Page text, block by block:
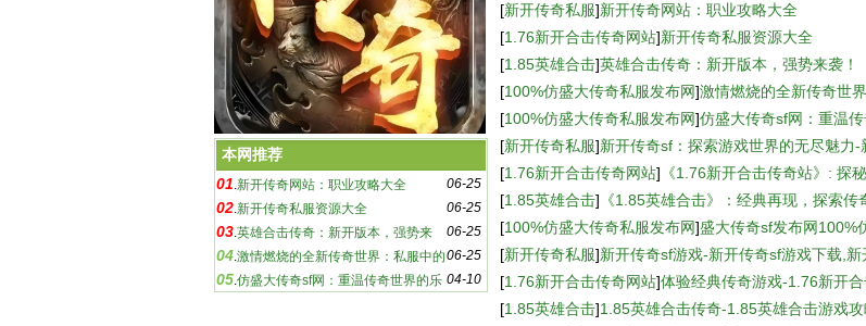
新开传奇网站：职业攻略大全
本网推荐
06-25
01.新开传奇网站：职业攻略大全
06-25
02.新开传奇私服资源大全
06-25
03.英雄合击传奇：新开版本，强势来
袭！
06-25
04.激情燃烧的全新传奇世界：私服中的
高爆率与激烈战斗
04-10
05.仿盛大传奇sf网：重温传奇世界的乐
[新开传奇私服]新开传奇网站：职业攻略大全
[1.76新开合击传奇网站]新开传奇私服资源大全
[1.85英雄合击]英雄合击传奇：新开版本，强势来袭！
[100%仿盛大传奇私服发布网]激情燃烧的全新传奇世
爆率与激烈战斗
[100%仿盛大传奇私服发布网]仿盛大传奇sf网：重温
仿盛大传奇sf网：探索未知的游戏世界
[新开传奇私服]新开传奇sf：探索游戏世界的无尽魅力-
戏玩家必知的精彩内容与特色
[1.76新开合击传奇网站] 《1.76新开合击传奇站》: 探
本，传奇再续-新开合击传奇站：游戏特色与玩法深度
[1.85英雄合击] 《1.85英雄合击》：经典再现，探索传
《1.85英雄合击》游戏深度评测与玩家心得分享
[100%仿盛大传奇私服发布网]盛大传奇sf发布网100%
0%仿盛大传奇sf发布网，重温经典传奇
[新开传奇私服]新开传奇sf游戏-新开传奇sf游戏下载,新
新开传奇sf
[1.76新开合击传奇网站]体验经典传奇游戏-1.76新开合
重温热血传奇
[1.85英雄合击]1.85英雄合击传奇-1.85英雄合击游戏